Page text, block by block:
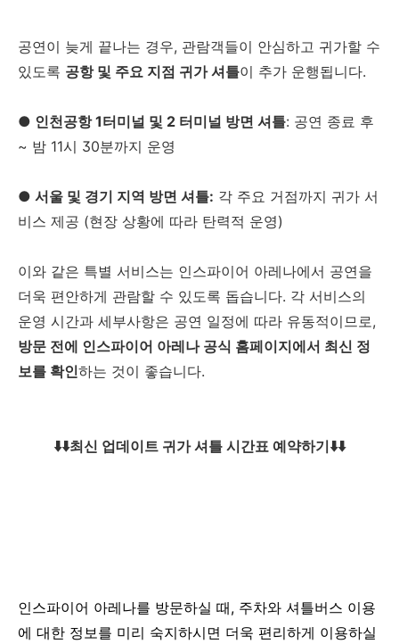
공연이 늦게 끝나는 경우, 관람객들이 안심하고 귀가할 수
있도록 공항 및 주요 지점 귀가 셔틀이 추가 운행됩니다.
● 인천공항 1터미널 및 2 터미널 방면 셔틀: 공연 종료 후
~ 밤 11시 30분까지 운영
● 서울 및 경기 지역 방면 셔틀: 각 주요 거점까지 귀가 서
비스 제공 (현장 상황에 따라 탄력적 운영)
이와 같은 특별 서비스는 인스파이어 아레나에서 공연을
더욱 편안하게 관람할 수 있도록 돕습니다. 각 서비스의
운영 시간과 세부사항은 공연 일정에 따라 유동적이므로,
방문 전에 인스파이어 아레나 공식 홈페이지에서 최신 정
보를 확인하는 것이 좋습니다.
⬇️⬇️최신 업데이트 귀가 셔틀 시간표 예약하기⬇️⬇️
인스파이어 아레나를 방문하실 때, 주차와 셔틀버스 이용
에 대한 정보를 미리 숙지하시면 더욱 편리하게 이용하실